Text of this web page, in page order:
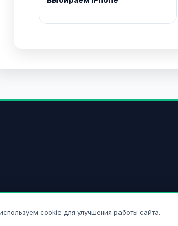
cookie для улучшения работы сайта.